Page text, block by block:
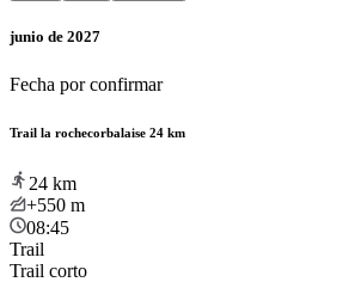
junio de 2027
Fecha por confirmar
Trail la rochecorbalaise 24 km
24 km
+550 m
08:45
Trail
Trail corto